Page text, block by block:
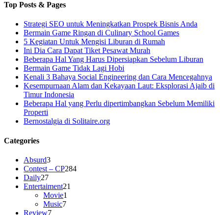
Top Posts & Pages
Strategi SEO untuk Meningkatkan Prospek Bisnis Anda
Bermain Game Ringan di Culinary School Games
5 Kegiatan Untuk Mengisi Liburan di Rumah
Ini Dia Cara Dapat Tiket Pesawat Murah
Beberapa Hal Yang Harus Dipersiapkan Sebelum Liburan
Bermain Game Tidak Lagi Hobi
Kenali 3 Bahaya Social Engineering dan Cara Mencegahnya
Kesempurnaan Alam dan Kekayaan Laut: Eksplorasi Ajaib di
Timur Indonesia
Beberapa Hal yang Perlu dipertimbangkan Sebelum Memiliki
Properti
Bernostalgia di Solitaire.org
Categories
Absurd3
Contest – CP284
Daily27
Entertaiment21
Movie1
Music7
Review7